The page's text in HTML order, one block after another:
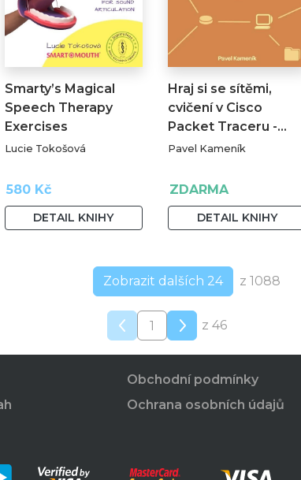
Smarty’s Magical
Speech Therapy
Exercises
Lucie Tokošová
580 Kč
DETAIL KNIHY
Hraj si se sítěmi,
cvičení v Cisco
Packet Traceru -…
Pavel Kameník
ZDARMA
DETAIL KNIHY
Zobrazit dalších 24 z 1088
z 46
Obchodní podmínky
Ochrana osobních údajů